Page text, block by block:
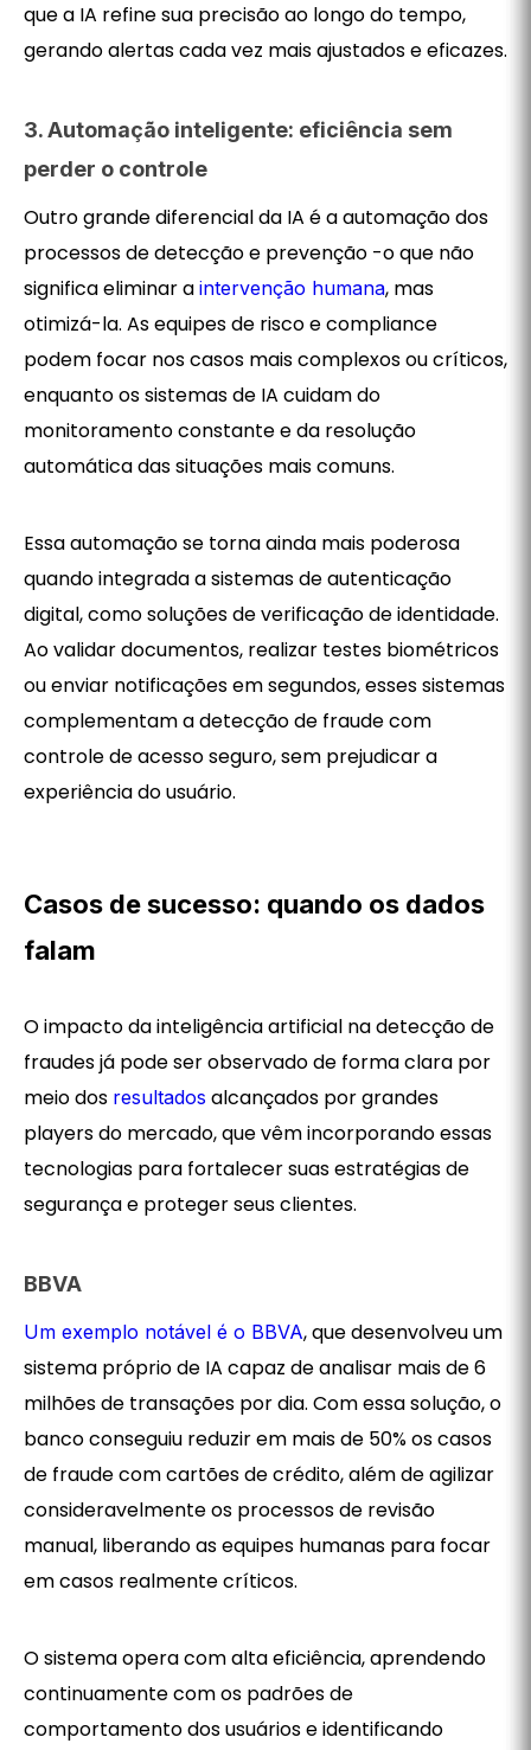
que a IA refine sua precisão ao longo do tempo,
gerando alertas cada vez mais ajustados e eficazes.
3. Automação inteligente: eficiência sem
perder o controle
Outro grande diferencial da IA é a automação dos
processos de detecção e prevenção -o que não
significa eliminar a intervenção humana, mas
otimizá-la. As equipes de risco e compliance
podem focar nos casos mais complexos ou críticos,
enquanto os sistemas de IA cuidam do
monitoramento constante e da resolução
automática das situações mais comuns.
Essa automação se torna ainda mais poderosa
quando integrada a sistemas de autenticação
digital, como soluções de verificação de identidade.
Ao validar documentos, realizar testes biométricos
ou enviar notificações em segundos, esses sistemas
complementam a detecção de fraude com
controle de acesso seguro, sem prejudicar a
experiência do usuário.
Casos de sucesso: quando os dados
falam
O impacto da inteligência artificial na detecção de
fraudes já pode ser observado de forma clara por
meio dos resultados alcançados por grandes
players do mercado, que vêm incorporando essas
tecnologias para fortalecer suas estratégias de
segurança e proteger seus clientes.
BBVA
Um exemplo notável é o BBVA, que desenvolveu um
sistema próprio de IA capaz de analisar mais de 6
milhões de transações por dia. Com essa solução, o
banco conseguiu reduzir em mais de 50% os casos
de fraude com cartões de crédito, além de agilizar
consideravelmente os processos de revisão
manual, liberando as equipes humanas para focar
em casos realmente críticos.
O sistema opera com alta eficiência, aprendendo
continuamente com os padrões de
comportamento dos usuários e identificando